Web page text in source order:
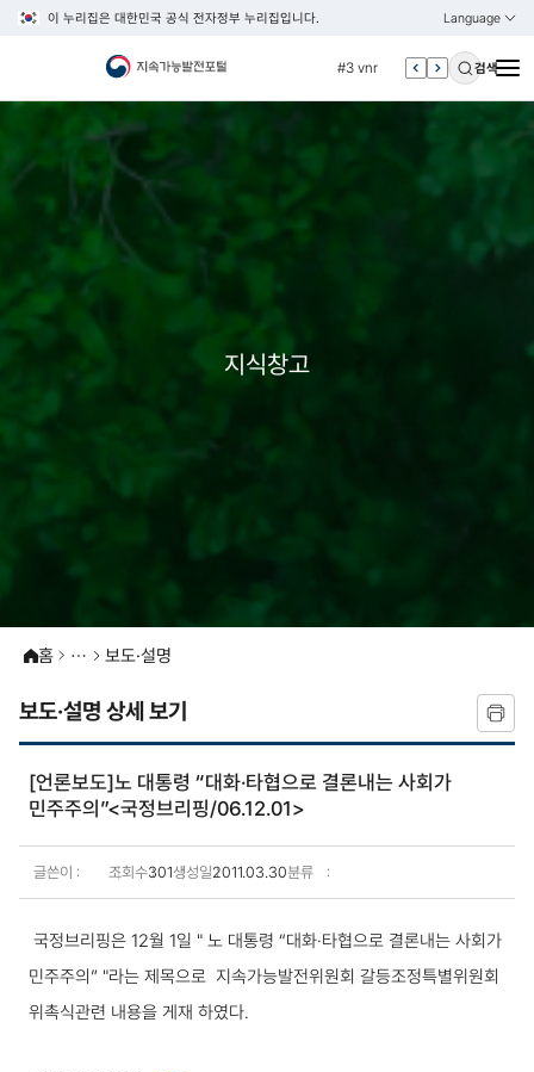
이 누리집은 대한민국 공식 전자정부 누리집입니다. Language
열기
KOREAN
ENGLISH
#3 vnr
#4 관세
검색
지식창고
홈 보도·설명
보도·설명 상세 보기
[언론보도]노 대통령 “대화·타협으로 결론내는 사회가
민주주의”<국정브리핑/06.12.01>
글쓴이 조회수301생성일2011.03.30분류
국정브리핑은 12월 1일 " 노 대통령 “대화·타협으로 결론내는 사회가
민주주의” "라는 제목으로 지속가능발전위원회 갈등조정특별위원회
위촉식관련 내용을 게재 하였다.